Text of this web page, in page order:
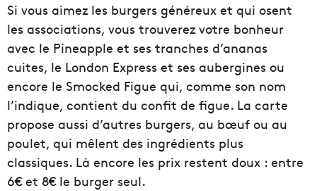
Si vous aimez les burgers généreux et qui osent
les associations, vous trouverez votre bonheur
avec le Pineapple et ses tranches d’ananas
cuites, le London Express et ses aubergines ou
encore le Smocked Figue qui, comme son nom
l’indique, contient du confit de figue. La carte
propose aussi d’autres burgers, au bœuf ou au
poulet, qui mêlent des ingrédients plus
classiques. Là encore les prix restent doux : entre
6€ et 8€ le burger seul.